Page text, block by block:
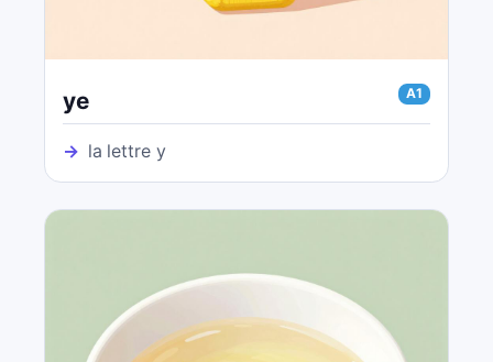
ye A1
→ la lettre y